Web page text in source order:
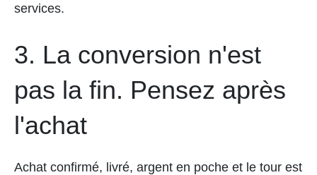
services.
3. La conversion n'est
pas la fin. Pensez après
l'achat
Achat confirmé, livré, argent en poche et le tour est